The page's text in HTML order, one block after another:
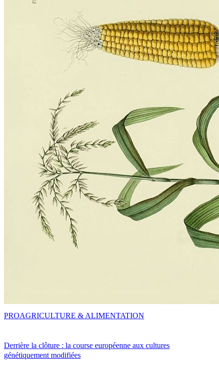
Derrière la clôture : la course européenne aux cultures
génétiquement modifiées
PROAGRICULTURE & ALIMENTATION